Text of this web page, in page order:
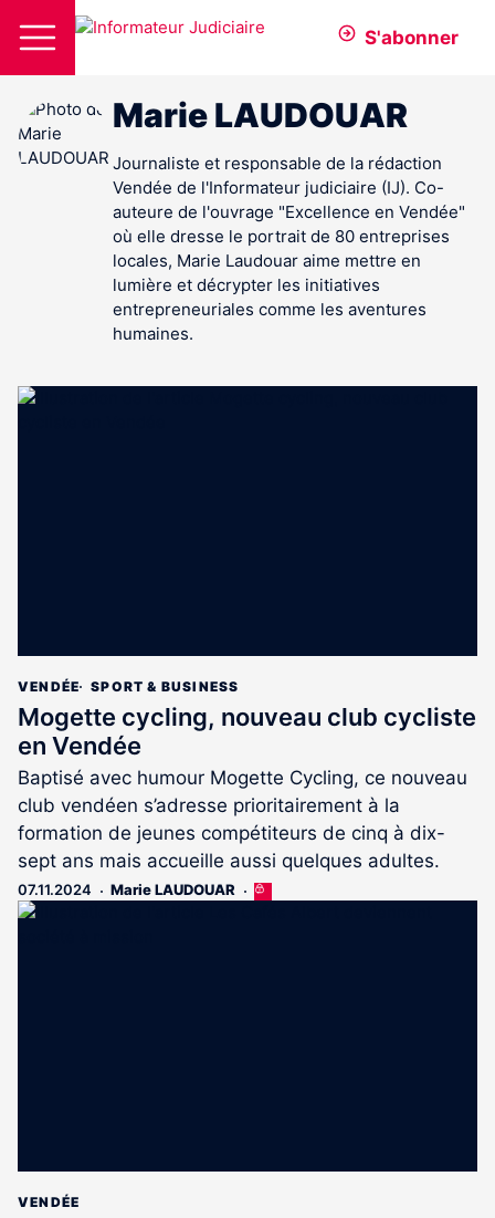
S'abonner
Marie LAUDOUAR
Journaliste et responsable de la rédaction
Vendée de l'Informateur judiciaire (IJ). Co-
auteure de l'ouvrage "Excellence en Vendée"
où elle dresse le portrait de 80 entreprises
locales, Marie Laudouar aime mettre en
lumière et décrypter les initiatives
entrepreneuriales comme les aventures
humaines.
VENDÉE SPORT & BUSINESS
Mogette cycling, nouveau club cycliste
en Vendée
Baptisé avec humour Mogette Cycling, ce nouveau
club vendéen s’adresse prioritairement à la
formation de jeunes compétiteurs de cinq à dix-
sept ans mais accueille aussi quelques adultes.
07.11.2024 Marie LAUDOUAR
Cet
VENDÉE